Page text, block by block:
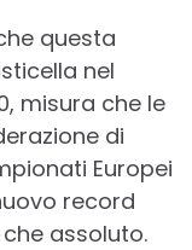
questa
nel
misura che le
di
Europei
record
assoluto.